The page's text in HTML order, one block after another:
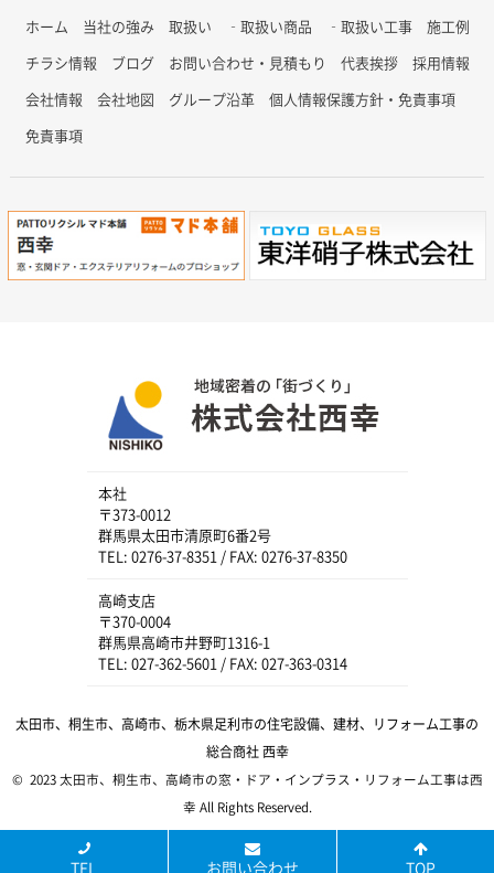
ホーム 当社の強み 取扱い ‐取扱い商品 ‐取扱い工事 施工例
チラシ情報 ブログ お問い合わせ・見積もり 代表挨拶 採用情報
会社情報 会社地図 グループ沿革 個人情報保護方針・免責事項
免責事項
本社
〒373-0012
群馬県太田市清原町6番2号
TEL: 0276-37-8351 / FAX: 0276-37-8350
高崎支店
〒370-0004
群馬県高崎市井野町1316-1
TEL: 027-362-5601 / FAX: 027-363-0314
太田市、桐生市、高崎市、栃木県足利市の住宅設備、建材、リフォーム工事の
総合商社 西幸
© 2023 太田市、桐生市、高崎市の窓・ドア・インプラス・リフォーム工事は西
幸 All Rights Reserved.
TEL お問い合わせ TOP